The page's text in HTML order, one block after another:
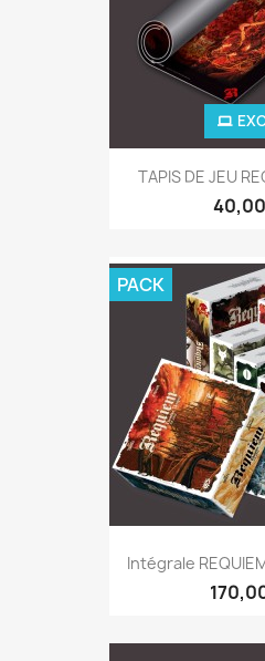
TAPIS DE JEU
Intégrale
PACK